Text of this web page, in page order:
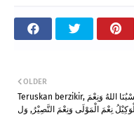
OLDER
Teruskan berzikir, حَسْبُنَا اللهُ وَنِعْمَ